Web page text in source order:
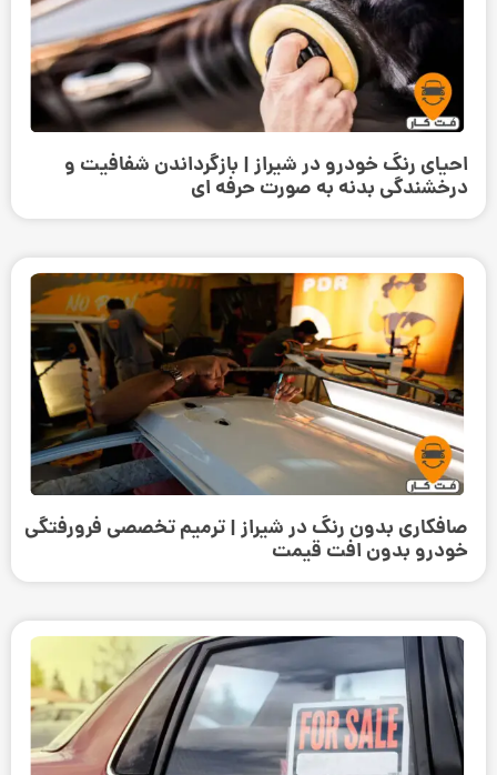
احیای رنگ خودرو در شیراز | بازگرداندن شفافیت و
درخشندگی بدنه به صورت حرفه‌ ای
صافکاری بدون رنگ در شیراز | ترمیم تخصصی فرورفتگی
خودرو بدون افت قیمت